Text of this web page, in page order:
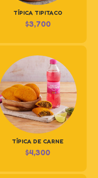
TÍPICA TIPITACO
$3,700
TÍPICA DE CARNE
$4,300